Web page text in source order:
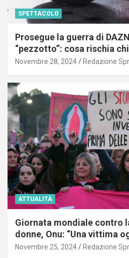
SPETTACOLO
Prosegue la guerra di
“pezzotto”: cosa rischia
Novembre 28, 2024 Redazione
ATTUALITÀ
Giornata mondiale contro
donne, Onu: “Una vittima
Novembre 25, 2024 Redazione